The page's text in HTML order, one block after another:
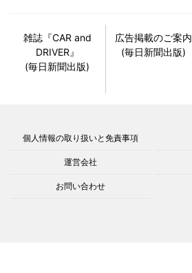
雑誌『CAR and
DRIVER』
(毎日新聞出版)
広告掲載のご案内
(毎日新聞出版)
個人情報の取り扱いと免責事項
運営会社
お問い合わせ